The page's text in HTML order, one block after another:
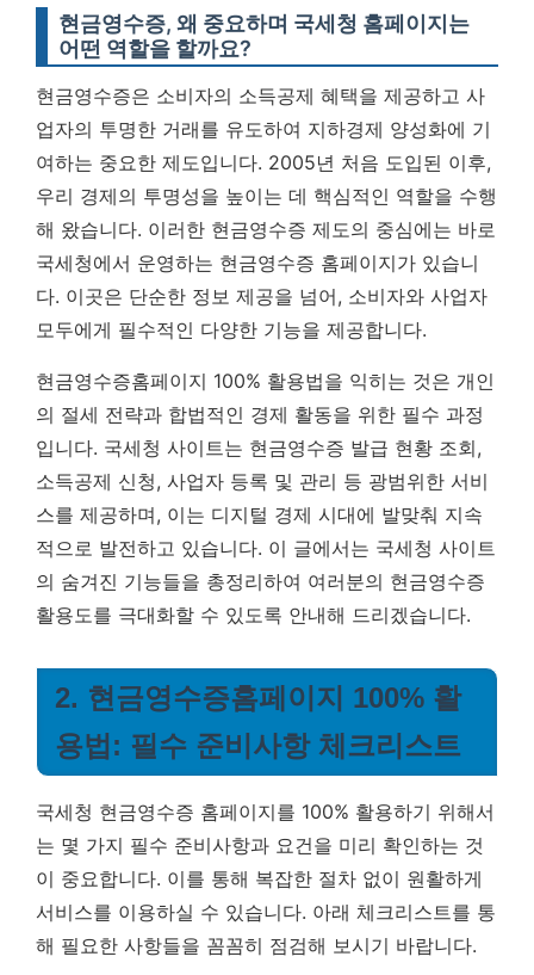
현금영수증, 왜 중요하며 국세청 홈페이지는
어떤 역할을 할까요?
현금영수증은 소비자의 소득공제 혜택을 제공하고 사
업자의 투명한 거래를 유도하여 지하경제 양성화에 기
여하는 중요한 제도입니다. 2005년 처음 도입된 이후,
우리 경제의 투명성을 높이는 데 핵심적인 역할을 수행
해 왔습니다. 이러한 현금영수증 제도의 중심에는 바로
국세청에서 운영하는 현금영수증 홈페이지가 있습니
다. 이곳은 단순한 정보 제공을 넘어, 소비자와 사업자
모두에게 필수적인 다양한 기능을 제공합니다.
현금영수증홈페이지 100% 활용법을 익히는 것은 개인
의 절세 전략과 합법적인 경제 활동을 위한 필수 과정
입니다. 국세청 사이트는 현금영수증 발급 현황 조회,
소득공제 신청, 사업자 등록 및 관리 등 광범위한 서비
스를 제공하며, 이는 디지털 경제 시대에 발맞춰 지속
적으로 발전하고 있습니다. 이 글에서는 국세청 사이트
의 숨겨진 기능들을 총정리하여 여러분의 현금영수증
활용도를 극대화할 수 있도록 안내해 드리겠습니다.
2. 현금영수증홈페이지 100% 활
용법: 필수 준비사항 체크리스트
국세청 현금영수증 홈페이지를 100% 활용하기 위해서
는 몇 가지 필수 준비사항과 요건을 미리 확인하는 것
이 중요합니다. 이를 통해 복잡한 절차 없이 원활하게
서비스를 이용하실 수 있습니다. 아래 체크리스트를 통
해 필요한 사항들을 꼼꼼히 점검해 보시기 바랍니다.